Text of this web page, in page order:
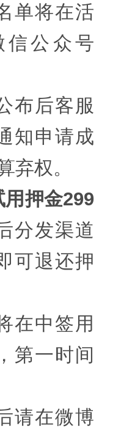
单将在活
信公众号
布后客服
知申请成
弃权。
用押金299
分发渠道
可退还押
在中签用
第一时间
请在微博